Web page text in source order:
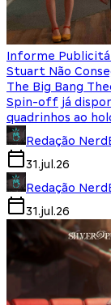
Informe
Stuart Não
The Big Bang
Spin-off já
quadrinhos ao
Redação
31.jul.26
Redação
31.jul.26